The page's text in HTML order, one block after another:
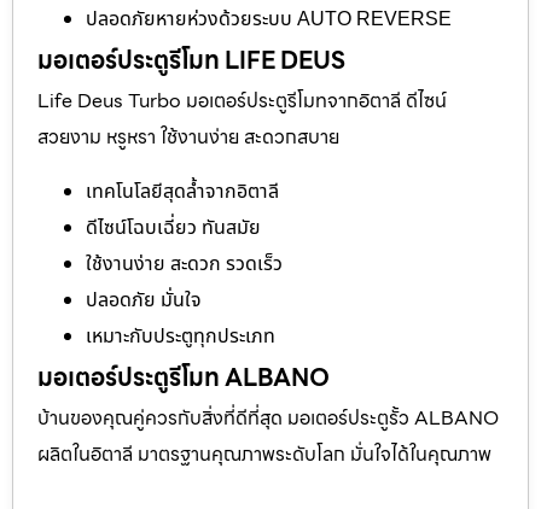
ปลอดภัยหายห่วงด้วยระบบ AUTO REVERSE
มอเตอร์ประตูรีโมท LIFE DEUS
Life Deus Turbo มอเตอร์ประตูรีโมทจากอิตาลี ดีไซน์
สวยงาม หรูหรา ใช้งานง่าย สะดวกสบาย
เทคโนโลยีสุดล้ำจากอิตาลี
ดีไซน์โฉบเฉี่ยว ทันสมัย
ใช้งานง่าย สะดวก รวดเร็ว
ปลอดภัย มั่นใจ
เหมาะกับประตูทุกประเภท
มอเตอร์ประตูรีโมท ALBANO
บ้านของคุณคู่ควรกับสิ่งที่ดีที่สุด มอเตอร์ประตูรั้ว ALBANO
ผลิตในอิตาลี มาตรฐานคุณภาพระดับโลก มั่นใจได้ในคุณภาพ